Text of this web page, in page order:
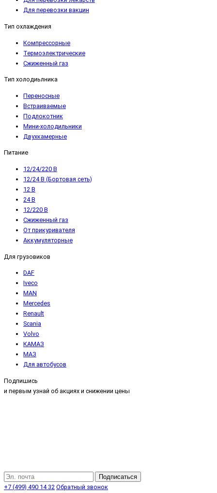
Для перевозки вакцин
Тип охлаждения
Компрессорные
Термоэлектрические
Сжиженный газ
Тип холодиьлника
Переносные
Встраиваемые
Подлокотник
Мини-холодильники
Двухкамерные
Питание
12/24/220 В
12/24 В (Бортовая сеть)
12 В
24 В
12/220 В
Сжиженный газ
От прикуривателя
Аккумуляторные
Для грузовиков
DAF
Iveco
MAN
Mercedes
Renault
Scania
Volvo
КАМАЗ
МАЗ
Для автобусов
Подпишись
и первым узнай об акциях и снижении цены
Подписаться
+7 (499) 490 14 32 Обратный звонок